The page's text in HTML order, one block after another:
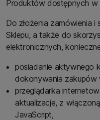
Produktów dostępnych w
Do złożenia zamówienia
Sklepu, a także do
elektronicznych,
posiadanie aktywnego
dokonywania zakupów
przeglądarka
aktualizacje, z
JavaScript,